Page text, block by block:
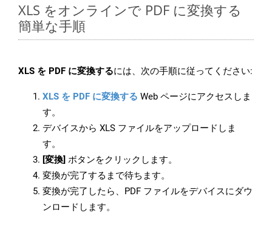
XLS をオンラインで PDF に変換する
簡単な手順
XLS を PDF に変換するには、次の手順に従ってください:
XLS を PDF に変換する Web ページにアクセスしま
す。
デバイスから XLS ファイルをアップロードしま
す。
[変換] ボタンをクリックします。
変換が完了するまで待ちます。
変換が完了したら、PDF ファイルをデバイスにダウ
ンロードします。